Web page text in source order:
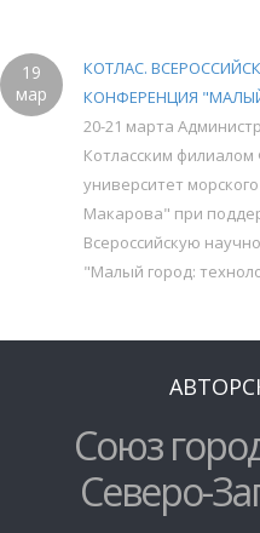
19
мар
КОТЛАС.
КОНФЕРЕНЦИЯ
20-21 марта
Котласским
университет
Макарова" при
Всероссийскую
"Малый город:
Союз
Северо-